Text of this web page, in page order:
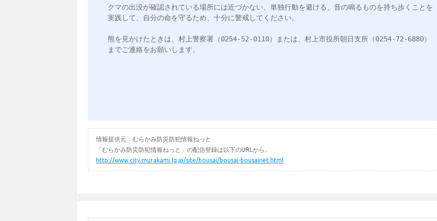
クマの出没が確認されている場所には近づかない、単独行動を避ける、音の鳴るものを持ち歩くことを
実践して、自分の命を守るため、十分に警戒してください。
熊を見かけたときは、村上警察署（0254-52-0110）または、村上市役所朝日支所（0254-72-6880）
までご連絡をお願いします。
情報提供元：むらかみ防災防犯情報ねっと
「むらかみ防災防犯情報ねっと」の配信登録は以下のURLから。
http://www.city.murakami.lg.jp/site/bousai/bousai-bousainet.html